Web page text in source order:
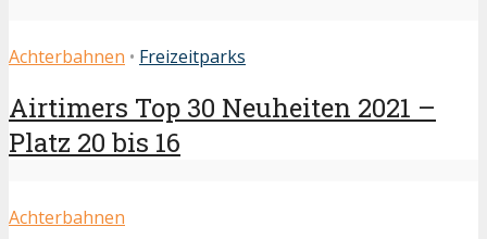
Achterbahnen • Freizeitparks
Airtimers Top 30 Neuheiten 2021 –
Platz 20 bis 16
Achterbahnen